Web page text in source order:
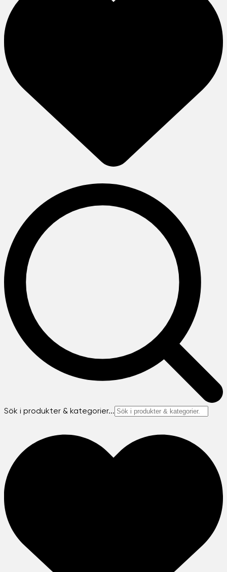
Sök i produkter & kategorier...